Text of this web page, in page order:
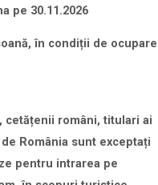
pe 30.11.2026
în condiții de ocupare
cetățenii români, titulari ai
România sunt exceptați
pentru intrarea pe